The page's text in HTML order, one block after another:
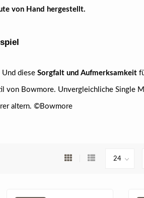
von Hand hergestellt.
Und diese Sorgfalt und Aufmerksamkeit
von Bowmore. Unvergleichliche Single
altern. ©Bowmore